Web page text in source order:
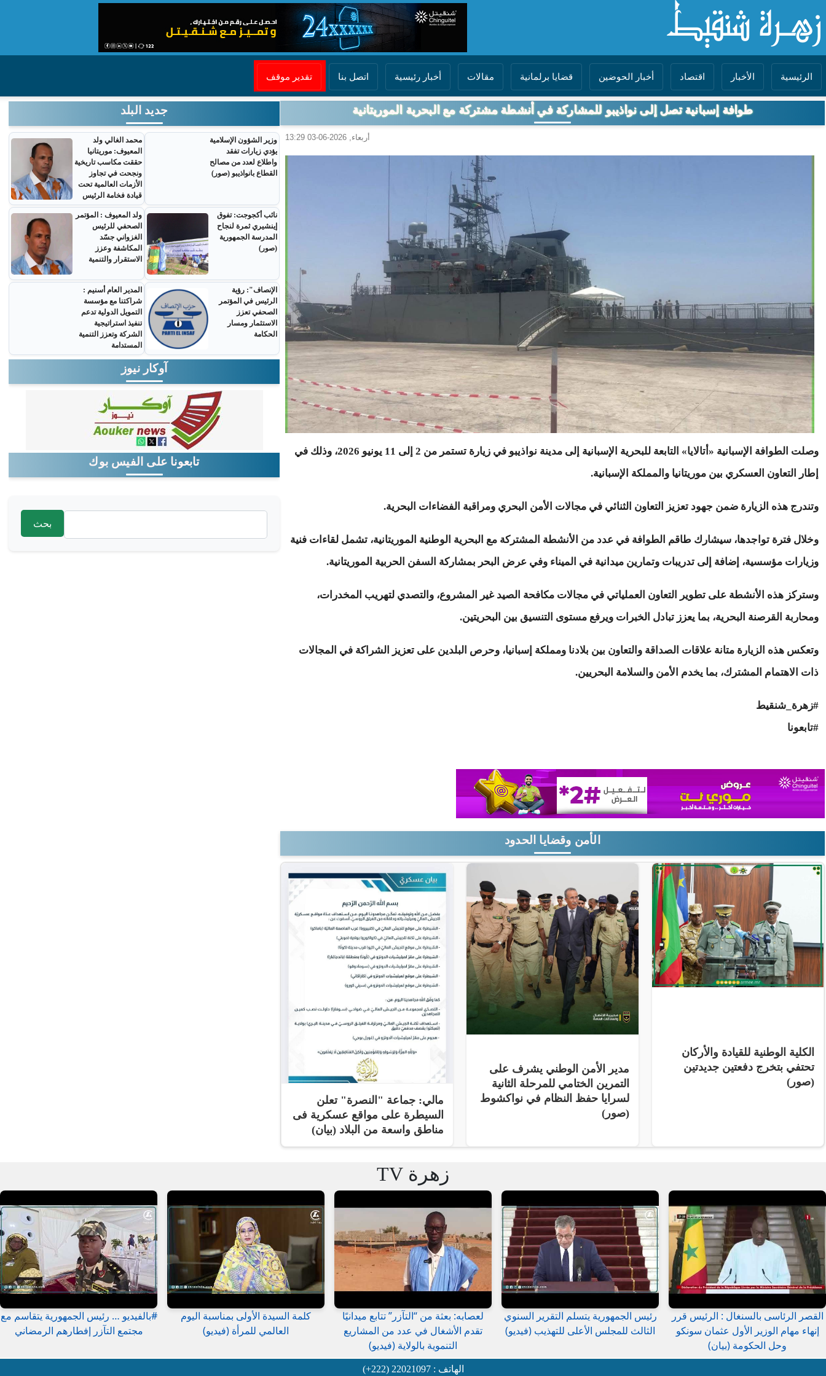
الرئيسية الأخبار اقتصاد أخبار الحوضين قضايا برلمانية مقالات أخبار رئيسية اتصل بنا تقدير موقف
طوافة إسبانية تصل إلى نواذيبو للمشاركة في أنشطة مشتركة مع البحرية الموريتانية
أربعاء, 2026-06-03 13:29
وصلت الطوافة الإسبانية «أتالايا» التابعة للبحرية الإسبانية إلى مدينة نواذيبو في زيارة تستمر من 2 إلى 11 يونيو 2026، وذلك في
إطار التعاون العسكري بين موريتانيا والمملكة الإسبانية.
وتندرج هذه الزيارة ضمن جهود تعزيز التعاون الثنائي في مجالات الأمن البحري ومراقبة الفضاءات البحرية.
وخلال فترة تواجدها، سيشارك طاقم الطوافة في عدد من الأنشطة المشتركة مع البحرية الوطنية الموريتانية، تشمل لقاءات فنية
وزيارات مؤسسية، إضافة إلى تدريبات وتمارين ميدانية في الميناء وفي عرض البحر بمشاركة السفن الحربية الموريتانية.
وستركز هذه الأنشطة على تطوير التعاون العملياتي في مجالات مكافحة الصيد غير المشروع، والتصدي لتهريب المخدرات،
ومحاربة القرصنة البحرية، بما يعزز تبادل الخبرات ويرفع مستوى التنسيق بين البحريتين.
وتعكس هذه الزيارة متانة علاقات الصداقة والتعاون بين بلادنا ومملكة إسبانيا، وحرص البلدين على تعزيز الشراكة في المجالات
ذات الاهتمام المشترك، بما يخدم الأمن والسلامة البحريين.
#زهرة_شنقيط
#تابعونا
الأمن وقضايا الحدود
الكلية الوطنية للقيادة والأركان
تحتفي بتخرج دفعتين جديدتين
(صور)
مدير الأمن الوطني يشرف على
التمرين الختامي للمرحلة الثانية
لسرايا حفظ النظام في نواكشوط
(صور)
مالي: جماعة "النصرة" تعلن
السيطرة على مواقع عسكرية فى
مناطق واسعة من البلاد (بيان)
جديد البلد
وزير الشؤون الإسلامية
يؤدي زيارات تفقد
واطلاع لعدد من مصالح
القطاع بانواذيبو (صور)
محمد الغالي ولد
المعيوف: موريتانيا
حققت مكاسب تاريخية
ونجحت في تجاوز
الأزمات العالمية تحت
قيادة فخامة الرئيس
نائب أكجوجت: تفوق
إينشيري ثمرة لنجاح
المدرسة الجمهورية
(صور)
ولد المعيوف : المؤتمر
الصحفي للرئيس
الغزواني جسّد
المكاشفة وعزز
الاستقرار والتنمية
الإنصاف": رؤية
الرئيس في المؤتمر
الصحفي تعزز
الاستثمار ومسار
الحكامة
المدير العام أسنيم :
شراكتنا مع مؤسسة
التمويل الدولية تدعم
تنفيذ استراتيجية
الشركة وتعزز التنمية
المستدامة
آوكار نيوز
تابعونا على الفيس بوك
‏بحث ‏
زهرة TV
القصر الرئاسى بالسنغال : الرئيس قرر
إنهاء مهام الوزير الأول عثمان سونكو
وحل الحكومة (بيان)
رئيس الجمهورية يتسلم التقرير السنوي
الثالث للمجلس الأعلى للتهذيب (فيديو)
لعصابه: بعثة من “التآزر” تتابع ميدانيًا
تقدم الأشغال في عدد من المشاريع
التنموية بالولاية (فيديو)
كلمة السيدة الأولى بمناسبة اليوم
العالمي للمرأة (فيديو)
#بالفيديو … رئيس الجمهورية يتقاسم مع
مجتمع التآزر إفطارهم الرمضاني
الهاتف : 22021097 (222+)